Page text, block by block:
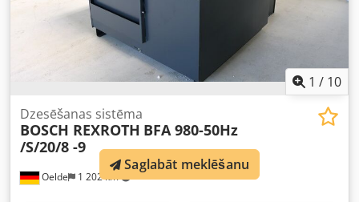
1 / 10
Oelde 1 202 km
Dzesēšanas sistēma
BOSCH REXROTH BFA 980-50Hz
/S/20/8 -9
Saglabāt meklēšanu